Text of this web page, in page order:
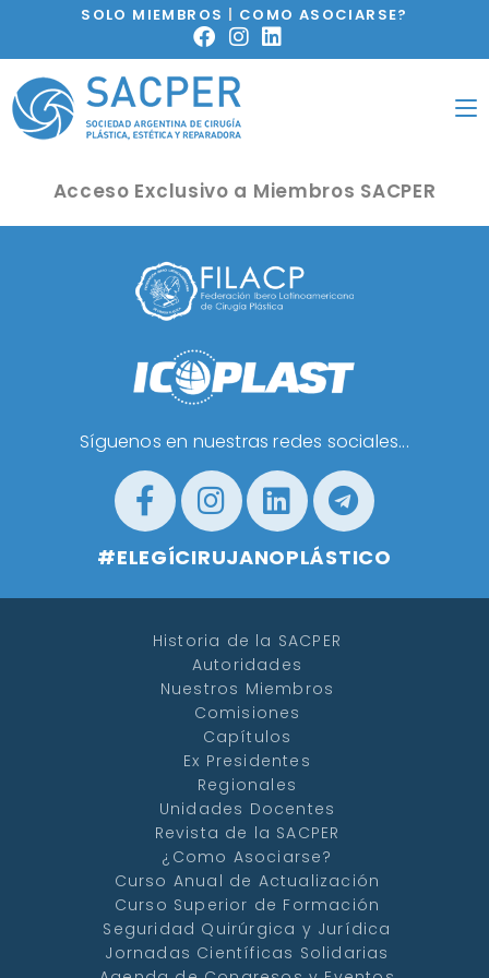
SOLO MIEMBROS | COMO ASOCIARSE?
Acceso Exclusivo a Miembros SACPER
Síguenos en nuestras redes sociales...
#ELEGÍCIRUJANOPLÁSTICO
Historia de la SACPER
Autoridades
Nuestros Miembros
Comisiones
Capítulos
Ex Presidentes
Regionales
Unidades Docentes
Revista de la SACPER
¿Como Asociarse?
Curso Anual de Actualización
Curso Superior de Formación
Seguridad Quirúrgica y Jurídica
Jornadas Científicas Solidarias